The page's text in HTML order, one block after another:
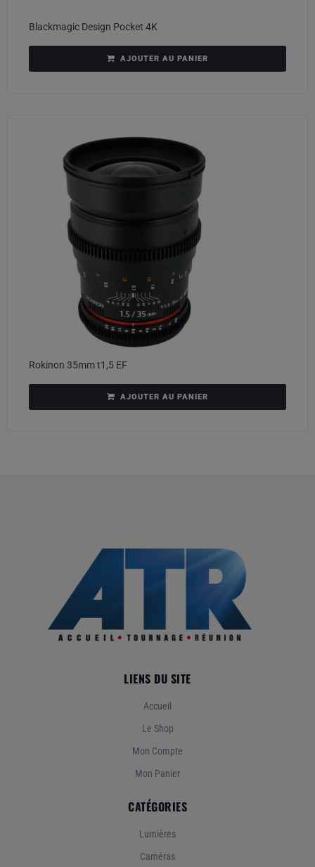
Blackmagic Design Pocket 4K
AJOUTER AU PANIER
Rokinon 35mm t1,5 EF
AJOUTER AU PANIER
LIENS DU SITE
Accueil
Le Shop
Mon Compte
Mon Panier
CATÉGORIES
Lumières
Caméras